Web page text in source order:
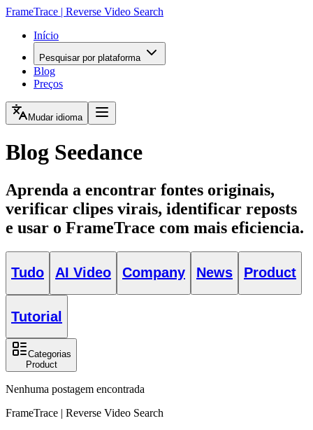
FrameTrace | Reverse Video Search
Início
Pesquisar por plataforma
Blog
Preços
Mudar idioma
Blog Seedance
Aprenda a encontrar fontes originais,
verificar clipes virais, identificar reposts
e usar o FrameTrace com mais eficiencia.
Tudo AI Video Company News Product
Tutorial
Categorias
Product
Nenhuma postagem encontrada
FrameTrace | Reverse Video Search